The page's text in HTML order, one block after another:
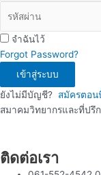
จำฉันไว้
Forgot Password?
เข้าสู่ระบบ
ยังไม่มีบัญชี? สมัครตอน
สมาคมวิทยากรและที่ปรึ
ติดต่อเรา